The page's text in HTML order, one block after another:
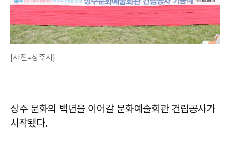
[사진=상주시]
상주 문화의 백년을 이어갈 문화예술회관 건립공사가
시작됐다.